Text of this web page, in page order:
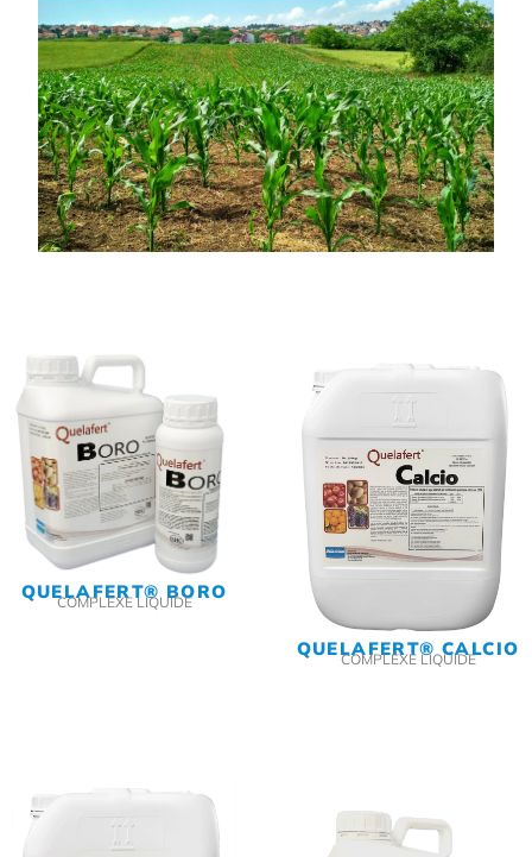
QUELAFERT® BORO
COMPLEXE LIQUIDE
QUELAFERT® CALCIO
COMPLEXE LIQUIDE